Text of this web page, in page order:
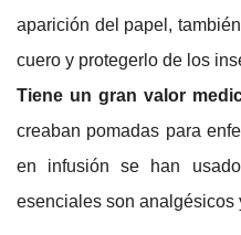
aparición del papel,
cuero y protegerlo de los
Tiene un gran valor
creaban pomadas para
en infusión se han
esenciales son